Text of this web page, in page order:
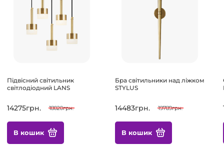
Підвісний світильник
світлодіодний LANS
14275грн. 18020грн.
В кошик
Бра світильники над ліжком
STYLUS
14483грн. 19789грн.
В кошик